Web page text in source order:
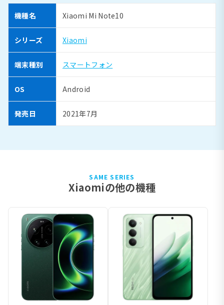
機種名 Xiaomi Mi Note10
シリーズ Xiaomi
端末種別 スマートフォン
OS Android
発売日 2021年7月
SAME SERIES
Xiaomiの他の機種